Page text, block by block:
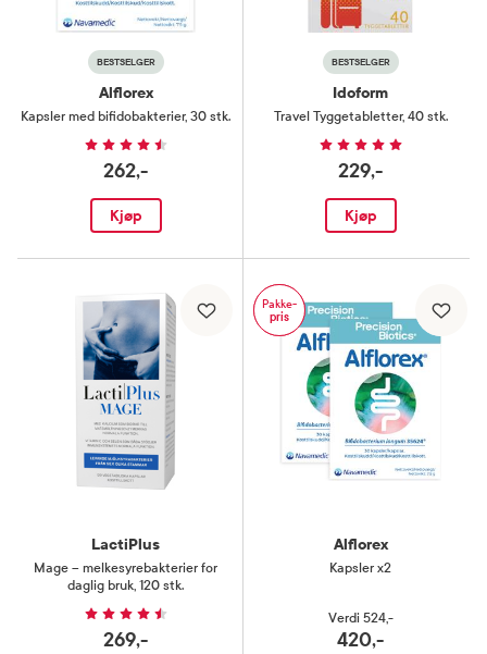
BESTSELGER
Alflorex
Kapsler med bifidobakterier, 30 stk.
262,-
Kjøp
BESTSELGER
Idoform
Travel Tyggetabletter, 40 stk.
229,-
Kjøp
LactiPlus
Mage – melkesyrebakterier for
daglig bruk, 120 stk.
269,-
Pakke-
pris
Alflorex
Kapsler x2
Verdi 524,-
420,-